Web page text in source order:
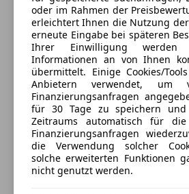
Licht- und Regensensor
Mittelarmlehne hinten
Multifunktion für Lenkrad
Service-System: Apple
(Vorbereitung)
Service-System: Real Time
Servolenkung Servotronic
Sitzheizung vorn
Sonnenschutzverglasung
Sportsitze
Sportsitze vorn
Kontakt
Manfred Annewanter
Anbieter kontaktieren
Deine Nachricht
oder im Rahmen der
erleichtert Ihnen die Nutzung
erneute Eingabe bei späteren
Ihrer Einwilligung werden
Informationen an von Ihnen
übermittelt. Einige Cookies/
Anbietern verwendet,
Finanzierungsanfragen
für 30 Tage zu speichern und
Zeitraums automatisch für
Finanzierungsanfragen
die Verwendung solcher
solche erweiterten Funktionen
nicht genutzt werden.